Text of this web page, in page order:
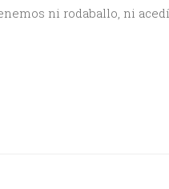
ni rodaballo, ni